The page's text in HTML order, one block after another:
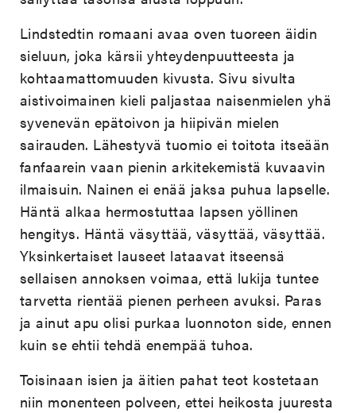
Lindstedtin romaani avaa oven tuoreen äidin
sieluun, joka kärsii yhteydenpuutteesta ja
kohtaamattomuuden kivusta. Sivu sivulta
aistivoimainen kieli paljastaa naisenmielen yhä
syvenevän epätoivon ja hiipivän mielen
sairauden. Lähestyvä tuomio ei toitota itseään
fanfaarein vaan pienin arkitekemistä kuvaavin
ilmaisuin. Nainen ei enää jaksa puhua lapselle.
Häntä alkaa hermostuttaa lapsen yöllinen
hengitys. Häntä väsyttää, väsyttää, väsyttää.
Yksinkertaiset lauseet lataavat itseensä
sellaisen annoksen voimaa, että lukija tuntee
tarvetta rientää pienen perheen avuksi. Paras
ja ainut apu olisi purkaa luonnoton side, ennen
kuin se ehtii tehdä enempää tuhoa.
Toisinaan isien ja äitien pahat teot kostetaan
niin monenteen polveen, ettei heikosta juuresta